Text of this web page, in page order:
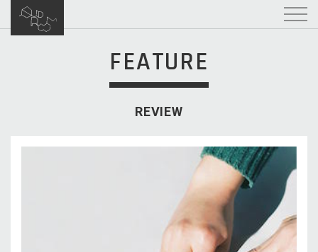
FEATURE
REVIEW